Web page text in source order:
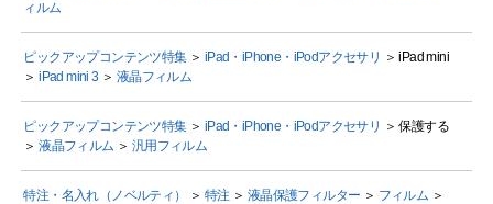
ィルム
ピックアップコンテンツ特集＞ iPad・iPhone・iPodアクセサリ ＞ iPad mini
＞iPad mini 3 ＞ 液晶フィルム
ピックアップコンテンツ特集＞ iPad・iPhone・iPodアクセサリ ＞ 保護する
＞液晶フィルム ＞ 汎用フィルム
特注・名入れ（ノベルティ） ＞ 特注 ＞ 液晶保護フィルター ＞ フィルム ＞